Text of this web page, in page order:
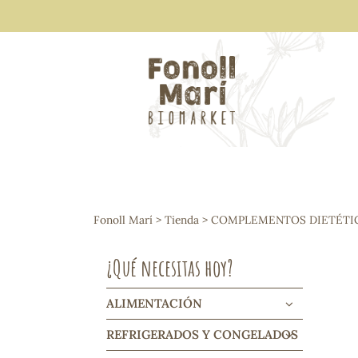
Arroces y legumbres
Frutos secos y snacks
Cereales, mueslis, hinchados y
Galletas y dulces
Vinos y cavas
Condimentos y salsas
Harinas y sémolas
Pasta
Fonoll Marí > Tienda > COMPLEMENTOS
¿Qué necesitas hoy?
ALIMENTACIÓN
REFRIGERADOS Y CONGELADOS